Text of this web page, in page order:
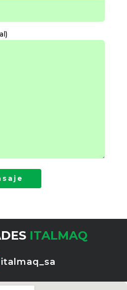
ITALMAQ
italmaq_sa